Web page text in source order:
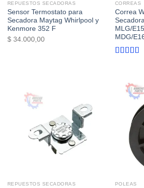
REPUESTOS SECADORAS
Sensor Termostato para
Secadora Maytag Whirlpool y
Kenmore 352 F
$34.000,00
CORREAS
Correa
MLG/
MDG/
REPUESTOS SECADORAS POLEAS